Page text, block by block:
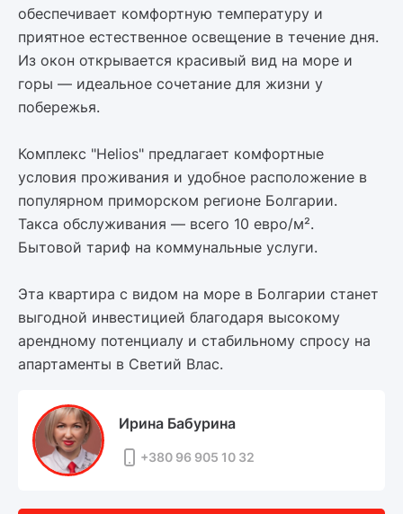
обеспечивает комфортную температуру и
приятное естественное освещение в течение дня.
Из окон открывается красивый вид на море и
горы — идеальное сочетание для жизни у
побережья.
Комплекс "Helios" предлагает комфортные
условия проживания и удобное расположение в
популярном приморском регионе Болгарии.
Такса обслуживания — всего 10 евро/м².
Бытовой тариф на коммунальные услуги.
Эта квартира с видом на море в Болгарии станет
выгодной инвестицией благодаря высокому
арендному потенциалу и стабильному спросу на
апартаменты в Светий Влас.
Ирина Бабурина
+380 96 905 10 32